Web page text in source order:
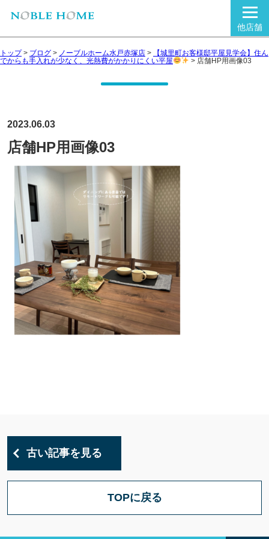
他店舗
トップ> ブログ > ノーブルホーム水戸赤塚店 >
【城里町お客様邸平屋見学会】住ん
でからも手入れが少なく、光熱費がかかりにくい平屋
> 店舗HP用画像03
2023.06.03
店舗HP用画像03
古い記事を見る
TOPに戻る